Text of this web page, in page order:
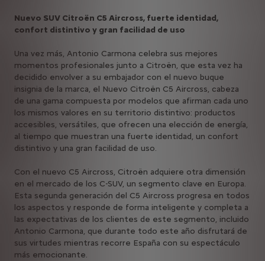
Nuevo SUV Citroën C5 Aircross, fuerte identidad,
confort distintivo y gran facilidad de uso
Una vez más, Antonio Carmona celebra sus mejores
momentos profesionales junto a Citroën, que esta vez ha
decidido envolver a su embajador con el nuevo buque
insignia de la marca, el Nuevo Citroën C5 Aircross, cabeza
de una gama compuesta por modelos que afirman cada uno
los mismos valores en su territorio distintivo: productos
accesibles, versátiles, que ofrecen una elección de energía,
al tiempo que muestran una fuerte identidad, un confort
distintivo y una gran facilidad de uso.
Con el nuevo C5 Aircross, Citroën adquiere otra dimensión
en el mercado de los C-SUV, un segmento clave en Europa.
Esta segunda generación del C5 Aircross progresa en todos
los aspectos y responde de forma inteligente y completa a
las expectativas de los clientes de este segmento, incluido
Antonio Carmona, que durante todo este año disfrutará de
sus virtudes mientras recorre España con su espectáculo
más emocionante.